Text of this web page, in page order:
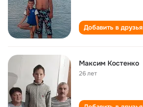
Добавить в друзья
Максим Костенко
26 лет